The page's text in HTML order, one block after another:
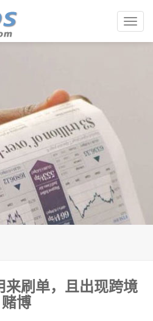
来刷单，且出现跨境
赌博